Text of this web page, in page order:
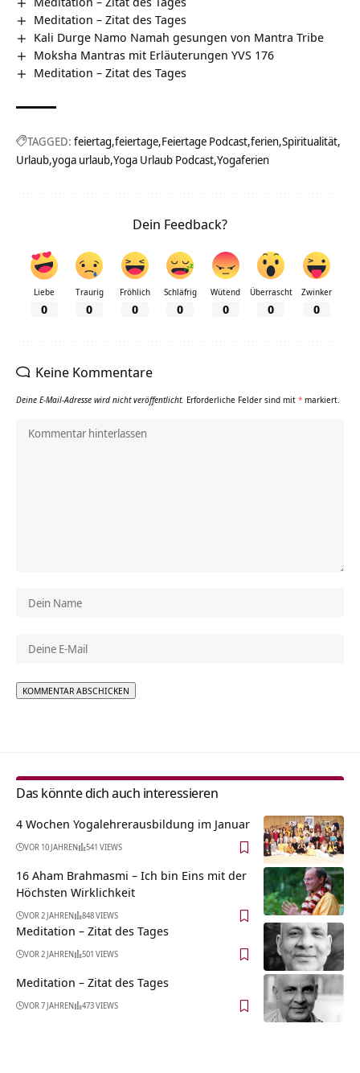
Meditation – Zitat des Tages
Kali Durge Namo Namah gesungen von Mantra Tribe
Moksha Mantras mit Erläuterungen YVS 176
Meditation – Zitat des Tages
TAGGED: feiertag feiertage Feiertage Podcast ferien Spiritualität
Urlaub yoga urlaub Yoga Urlaub Podcast Yogaferien
Dein Feedback?
Liebe
0
Traurig
0
Fröhlich
0
Schläfrig
0
Wütend
0
Überrascht
0
Zwinker
0
Keine Kommentare
Deine E-Mail-Adresse wird nicht veröffentlicht. Erforderliche Felder sind mit * markiert.
Das könnte dich auch interessieren
4 Wochen Yogalehrerausbildung im Januar
VOR 10 JAHREN 541 VIEWS
16 Aham Brahmasmi – Ich bin Eins mit der
Höchsten Wirklichkeit
VOR 2 JAHREN 848 VIEWS
Meditation – Zitat des Tages
VOR 2 JAHREN 501 VIEWS
Meditation – Zitat des Tages
VOR 7 JAHREN 473 VIEWS